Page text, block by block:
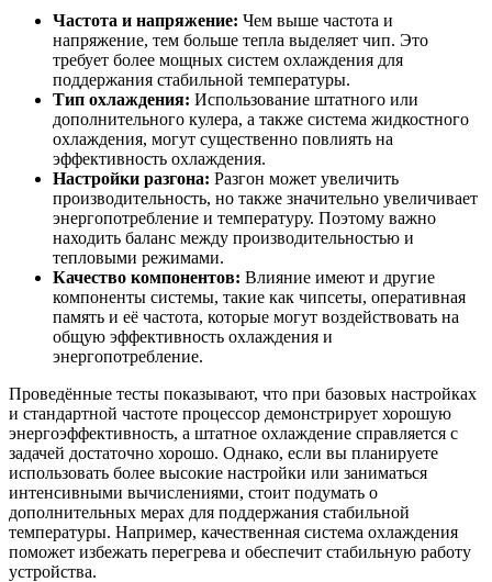
Частота и напряжение: Чем выше частота и
напряжение, тем больше тепла выделяет чип. Это
требует более мощных систем охлаждения для
поддержания стабильной температуры.
Тип охлаждения: Использование штатного или
дополнительного кулера, а также система жидкостного
охлаждения, могут существенно повлиять на
эффективность охлаждения.
Настройки разгона: Разгон может увеличить
производительность, но также значительно увеличивает
энергопотребление и температуру. Поэтому важно
находить баланс между производительностью и
тепловыми режимами.
Качество компонентов: Влияние имеют и другие
компоненты системы, такие как чипсеты, оперативная
память и её частота, которые могут воздействовать на
общую эффективность охлаждения и
энергопотребление.
Проведённые тесты показывают, что при базовых настройках
и стандартной частоте процессор демонстрирует хорошую
энергоэффективность, а штатное охлаждение справляется с
задачей достаточно хорошо. Однако, если вы планируете
использовать более высокие настройки или заниматься
интенсивными вычислениями, стоит подумать о
дополнительных мерах для поддержания стабильной
температуры. Например, качественная система охлаждения
поможет избежать перегрева и обеспечит стабильную работу
устройства.